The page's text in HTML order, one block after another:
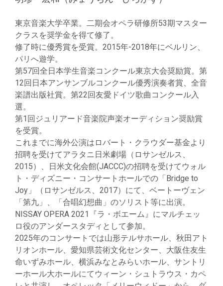
東京音楽大学卒業。二期会オペラ研修所53期マスター
クラスを奨学金を得て修了。
修了時に優秀賞を受賞。2015年-2018年にベルリン、
パリへ遊学。
第57回全日本学生音楽コンクール東京大会奨励賞。第
12回日本アンサンブルコンクール優秀演奏者賞、全音
楽譜出版社賞。第22回友愛ドイツ歌曲コンクール入
選。
第1回ジュリアード音楽院声楽オーディション奨励賞
を受賞。
これまでに海外公演はロバート・クラウダー基金より
招聘を受けてアラタニ日米劇場（ロサンゼルス、
2015）、日米文化会館(JACCC)の招聘を受けてウォル
ト・ディズニー・コンサートホールでの「Bridge to
Joy」（ロサンゼルス、2017）にて、ベートーヴェン
「第九」、「合唱幻想曲」のソリスト等に出演。
NISSAY OPERA 2021『ラ・ボエーム』にマルチェッ
ロ役のアンダースタディとして参加。
2025年のコンサートでは山形テルサホール、秋田アト
リオンホール、愛知県芸術文化センター、大阪住友生
命いずみホール、横浜みなとみらいホール、サントリ
ーホール大ホールにてウィーン・シュトラウス・カペ